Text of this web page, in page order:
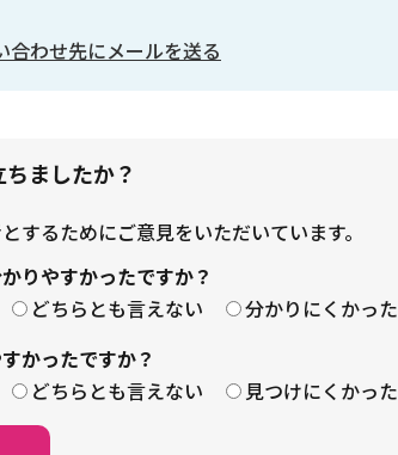
合わせ先にメールを送る
ましたか？
するためにご意見をいただいています。
りやすかったですか？
どちらとも言えない
分かりにくかった
かったですか？
どちらとも言えない 見つけにくかった